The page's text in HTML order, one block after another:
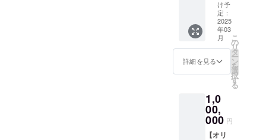
酒は法
律で禁
止され
ていま
す。 ※
送料が
含まれ
ざいま
す。
※20歳未
満の方
はご購
入いた
だけま
せん。
者の飲
酒は法
律で禁
止され
ていま
メール
を送ら
せてい
ただき
ます。
缶6本
×12か月
●オリジ
ナルグ
ラス2脚
●オリジ
ナルT
シャツ2
（オー
ガニッ
クコッ
トン）
＜それ
け予
定：
2025
年03
月
詳細を見る
こ
の
リ
タ
ー
ン
を
選
択
す
る
1,0
00,
000 円
【オリ